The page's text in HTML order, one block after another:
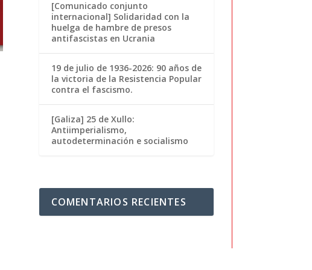
[Comunicado conjunto
internacional] Solidaridad con la
huelga de hambre de presos
antifascistas en Ucrania
19 de julio de 1936-2026: 90 años de
la victoria de la Resistencia Popular
contra el fascismo.
[Galiza] 25 de Xullo:
Antiimperialismo,
autodeterminación e socialismo
COMENTARIOS RECIENTES